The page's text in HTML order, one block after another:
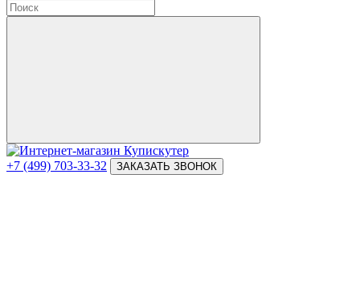
+7 (499) 703-33-32 ЗАКАЗАТЬ ЗВОНОК